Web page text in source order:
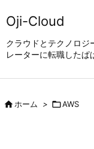
Oji-Cloud
クラウドとテクノロ
レーターに転職したぱ
ホーム > AWS